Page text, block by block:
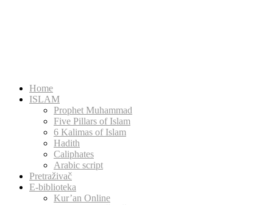
Home
ISLAM
Prophet Muhammad
Five Pillars of Islam
6 Kalimas of Islam
Hadith
Caliphates
Arabic script
Pretraživač
E-biblioteka
Kur’an Online